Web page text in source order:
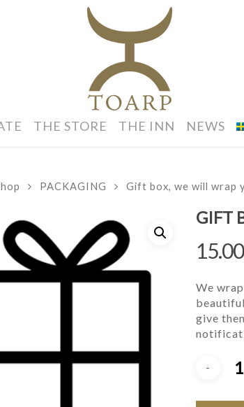
THE STORE THE INN NEWS
PACKAGING Gift box, we will wrap
GIFT
15.00
We
give